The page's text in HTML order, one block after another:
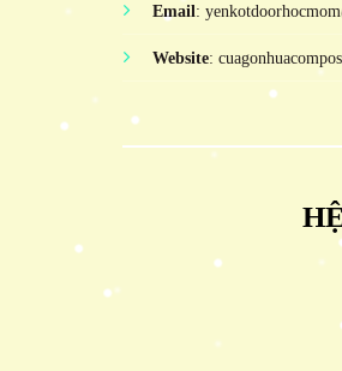
Email:
Website: